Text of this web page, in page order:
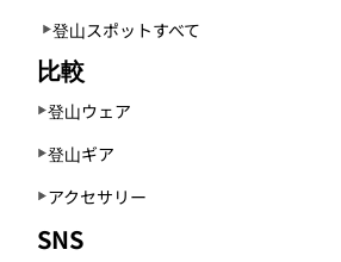
登山スポットすべて
比較
登山ウェア
登山ギア
アクセサリー
SNS